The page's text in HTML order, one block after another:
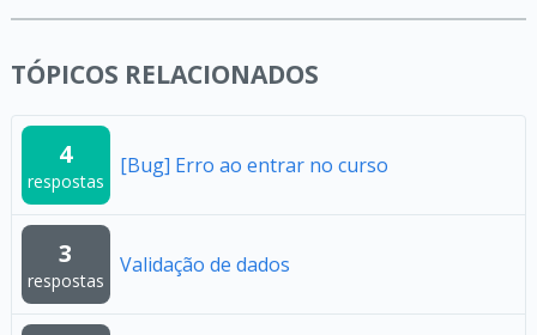
TÓPICOS RELACIONADOS
4
respostas
[Bug] Erro ao entrar no curso
3
respostas
Validação de dados